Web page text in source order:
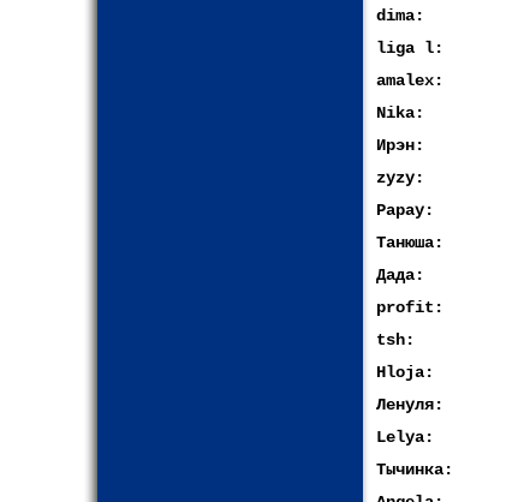
dima:
liga l:
amalex:
Nika:
Ирэн:
zyzy:
Papay:
Танюша:
Дада:
profit:
tsh:
Hloja:
Ленуля:
Lelya:
Тычинка: